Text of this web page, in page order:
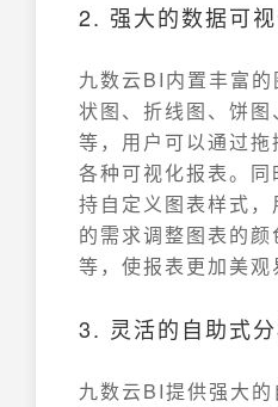
2. 强大的数据可
九数云BI内置丰富
状图、折线图、饼
等，用户可以通过
各种可视化报表。
持自定义图表样式
的需求调整图表的
等，使报表更加美观
3. 灵活的自助式
九数云BI提供强大的